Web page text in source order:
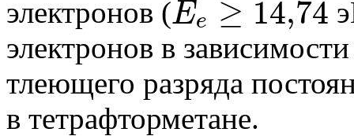
электронов (Ee ≥ 14,74
Ee≥14,
электронов в
тлеющего разряда
в тетрафторметане.